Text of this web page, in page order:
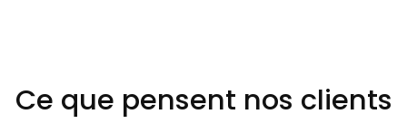
Ce que pensent nos clients